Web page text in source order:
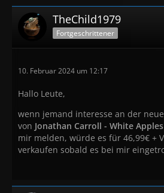
TheChild1979
Fortgeschrittener
10. Februar 2024 um 12:17
Hallo Leute,
wenn jemand interesse an der
von Jonathan Carroll - White Apples
mir melden, würde es für 46,99€ +
verkaufen sobald es bei mir